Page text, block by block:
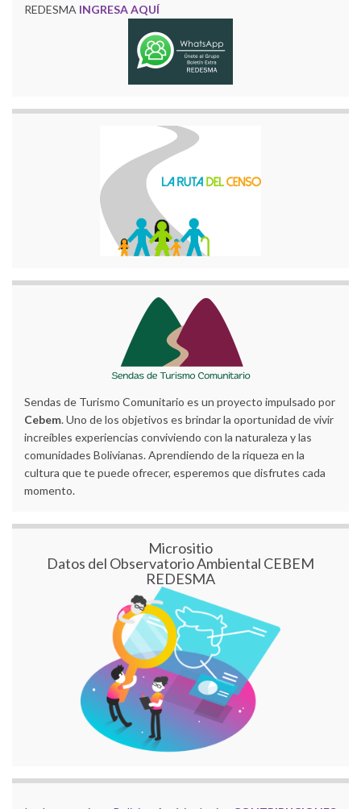
REDESMA INGRESA AQUÍ
Sendas de Turismo Comunitario es un proyecto impulsado por
Cebem. Uno de los objetivos es brindar la oportunidad de vivir
increíbles experiencias conviviendo con la naturaleza y las
comunidades Bolivianas. Aprendiendo de la riqueza en la
cultura que te puede ofrecer, esperemos que disfrutes cada
momento.
Micrositio
Datos del Observatorio Ambiental CEBEM
REDESMA